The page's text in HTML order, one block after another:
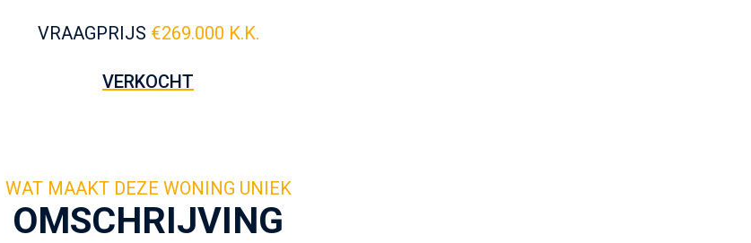
VRAAGPRIJS €269.000 K.K.
VERKOCHT
OMSCHRIJVING